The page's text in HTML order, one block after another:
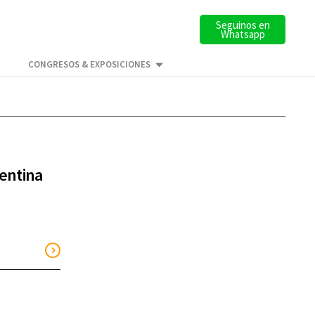
Seguinos en
Whatsapp
CONGRESOS & EXPOSICIONES